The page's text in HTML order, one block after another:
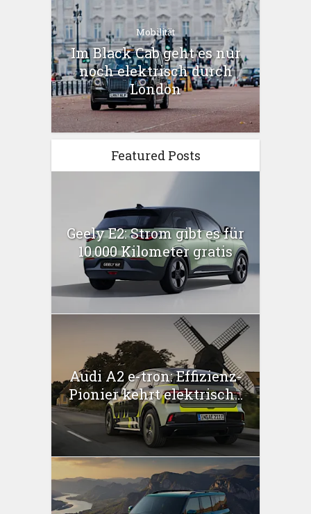
Mobilität
Im Black Cab geht es nur
noch elektrisch durch
London
Featured Posts
Geely E2: Strom gibt es für
10.000 Kilometer gratis
Audi A2 e-tron: Effizienz-
Pionier kehrt elektrisch...